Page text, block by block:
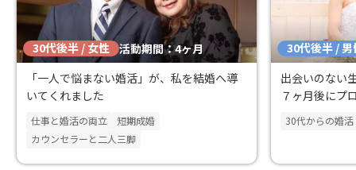
30代後半 / 女性 活動期間：4ヶ月
「一人で悩まない婚活」が、私を結婚へ導
いてくれました
仕事と婚活の両立
短期成婚
カウンセラーと二人三脚
30代後半 / 男
出会いのない
７ヶ月後にプ
30代からの婚活